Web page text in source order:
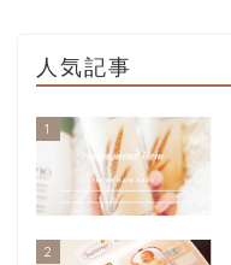
人気記事
1
2